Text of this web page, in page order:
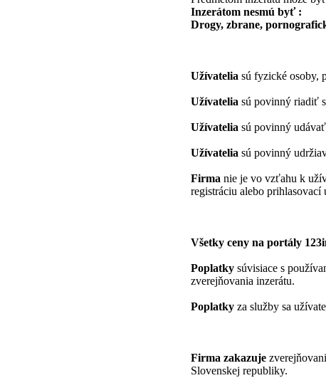
Inzerátom nesmú byť :
Drogy, zbrane,
Užívatelia sú fyzické osoby,
Užívatelia sú povinný riadiť
Užívatelia sú povinný
Užívatelia sú povinný
Firma nie je vo vzťahu k
registráciu alebo prihlasovací
Všetky ceny na portály
Poplatky súvisiace s
zverejňovania inzerátu.
Poplatky za služby sa
Firma zakazuje
Slovenskej republiky.